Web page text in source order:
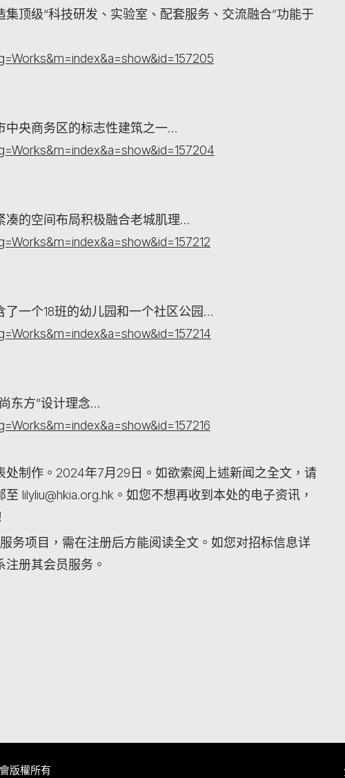
顶级“科技研发、实验室、配套服务、交流融合”功能于
中央商务区的标志性建筑之一…
凑的空间布局积极融合老城肌理…
一个18班的幼儿园和一个社区公园…
东方”设计理念…
制作。2024年7月29日。如欲索阅上述新闻之全文，请
lilyliu@hkia.org.hk。如您不想再收到本处的电子资讯，
务项目，需在注册后方能阅读全文。如您对招标信息详
册其会员服务。
版權所有